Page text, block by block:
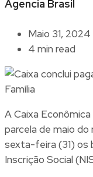
Agencia Brasil
Maio 31, 2024
4 min read
A Caixa
parcela de maio do
sexta-feira (31) os
Inscrição Social